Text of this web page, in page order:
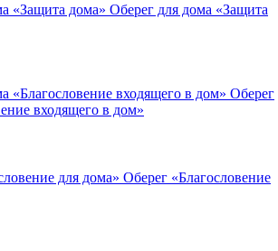
Оберег для дома «Защита
Оберег
входящего в дом»
Оберег «Благословение